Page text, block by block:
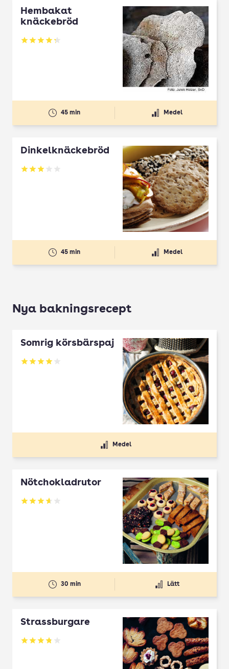
Hembakat
knäckebröd
Betyg: 4.29 av 5
45 min Medel
Dinkelknäckebröd
Betyg: 3 av 5
45 min Medel
Nya bakningsrecept
Somrig körsbärspaj
Betyg: 4 av 5
Medel
Nötchokladrutor
Betyg: 3.65 av 5
30 min Lätt
Strassburgare
Betyg: 3.78 av 5